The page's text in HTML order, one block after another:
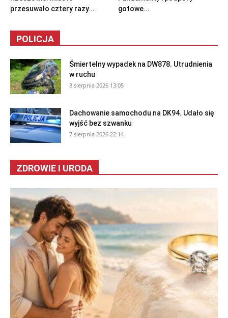
przesuwało cztery razy...
gotowe...
POLICJA
Śmiertelny wypadek na DW878. Utrudnienia
w ruchu
8 sierpnia 2026 13:05
Dachowanie samochodu na DK94. Udało się
wyjść bez szwanku
7 sierpnia 2026 22:14
ZDROWIE I URODA